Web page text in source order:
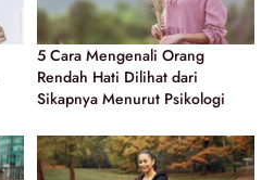
5 Cara Mengenali Orang
Rendah Hati Dilihat dari
Sikapnya Menurut Psikologi